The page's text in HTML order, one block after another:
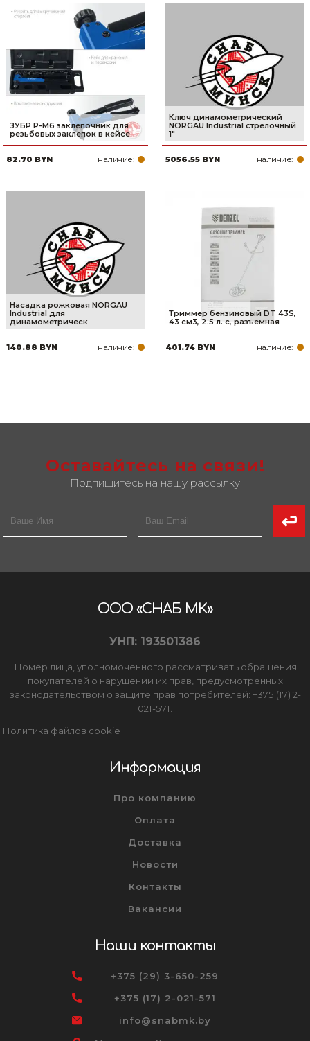
ЗУБР Р-М6 заклепочник для
резьбовых заклепок в кейсе
82.70 BYN наличие:
Ключ динамометрический
NORGAU Industrial стрелочный
1"
5056.55 BYN наличие:
Насадка рожковая NORGAU
Industrial для
динамометрическ
140.88 BYN наличие:
Триммер бензиновый DT 43S,
43 см3, 2.5 л. с, разъемная
401.74 BYN наличие:
Оставайтесь на связи!
Подпишитесь на нашу рассылку
ООО «СНАБ МК»
УНП: 193501386
Номер лица, уполномоченного рассматривать обращения
покупателей о нарушении их прав, предусмотренных
законодательством о защите прав потребителей: +375 (17) 2-
021-571.
Политика файлов cookie
Информация
Про компанию
Оплата
Доставка
Новости
Контакты
Вакансии
Наши контакты
+375 (29) 3-650-259
+375 (17) 2-021-571
info@snabmk.by